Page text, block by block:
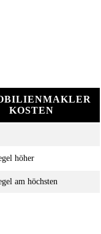
KOSTEN
höher
am höchsten